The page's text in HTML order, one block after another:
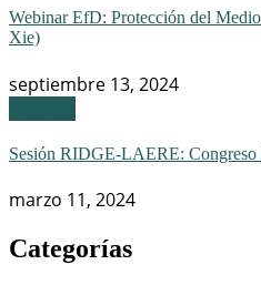
Webinar EfD: Protección del
Xie)
septiembre 13, 2024
Sesión RIDGE-LAERE:
marzo 11, 2024
Categorías